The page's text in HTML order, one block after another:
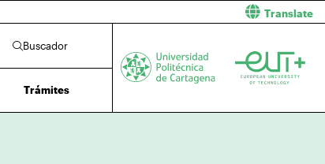
Translate
Buscador
Trámites